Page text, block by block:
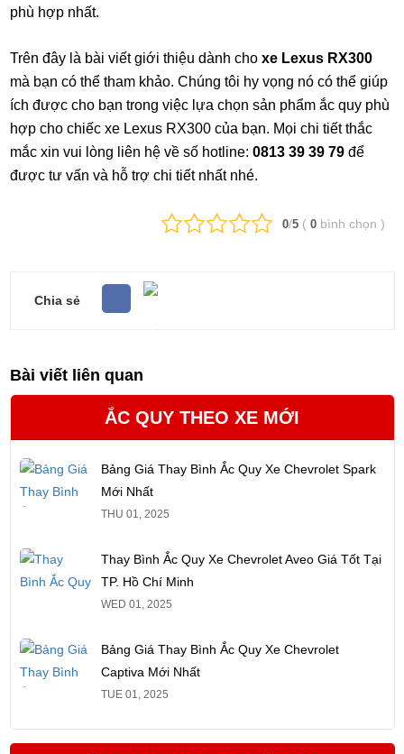
phù hợp nhất.
Trên đây là bài viết giới thiệu dành cho xe Lexus RX300
mà bạn có thể tham khảo. Chúng tôi hy vọng nó có thể giúp
ích được cho bạn trong việc lựa chọn sản phẩm ắc quy phù
hợp cho chiếc xe Lexus RX300 của bạn. Mọi chi tiết thắc
mắc xin vui lòng liên hệ về số hotline: 0813 39 39 79để
được tư vấn và hỗ trợ chi tiết nhất nhé.
0/5 ( 0 bình chọn )
Chia sẻ
Bài viết liên quan
ẮC QUY THEO XE MỚI
Bảng Giá Thay Bình Ắc Quy Xe Chevrolet Spark
Mới Nhất
THU 01, 2025
Thay Bình Ắc Quy Xe Chevrolet Aveo Giá Tốt Tại
TP. Hồ Chí Minh
WED 01, 2025
Bảng Giá Thay Bình Ắc Quy Xe Chevrolet
Captiva Mới Nhất
TUE 01, 2025